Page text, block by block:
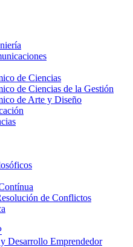
de Ciencias
de Ciencias de la Gestión
de Arte y Diseño
de Conflictos
Desarrollo Emprendedor